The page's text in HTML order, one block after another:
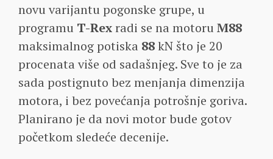
novu varijantu pogonske grupe, u
programu T-Rexradi se na motoru M88
maksimalnog potiska 88kN što je 20
procenata više od sadašnjeg. Sve to je za
sada postignuto bez menjanja dimenzija
motora, i bez povećanja potrošnje goriva.
Planirano je da novi motor bude gotov
početkom sledeće decenije.